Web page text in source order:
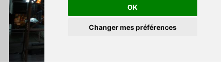
OK
Changer mes préférences